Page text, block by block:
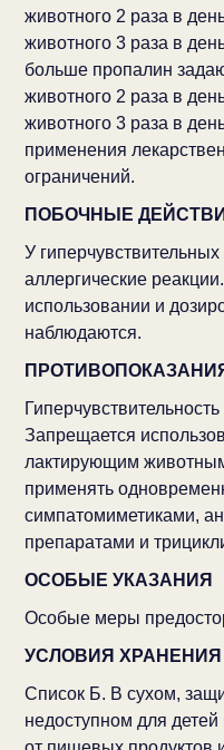
животного 2 раза в
животного 3 раза в
больше пропалин
животного 2 раза в
животного 3 раза в
применения
ограничений.
ПОБОЧНЫЕ
У
аллергические
использовании и
наблюдаются.
Запрещается
лактирующим
применять
симпатомиметиками,
препаратами и
ОСОБЫЕ УКАЗАНИЯ
Особые меры
УСЛОВИЯ ХРАНЕНИЯ
Список Б. В сухом,
недоступном для